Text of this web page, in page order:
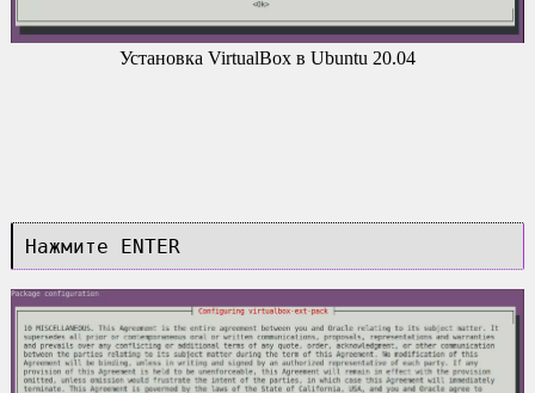
Установка VirtualBox в Ubuntu 20.04
Нажмите ENTER